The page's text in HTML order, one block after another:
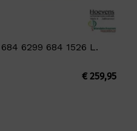
6299 684 1526 L.
€259,95